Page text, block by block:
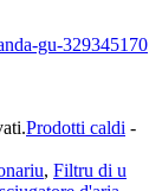
Prodotti caldi -
, Filtru di u